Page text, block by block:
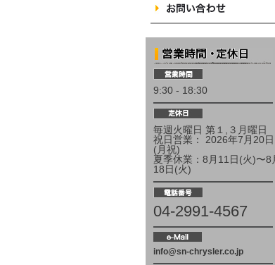
9:30 - 18:30
毎週火曜日 第１,３月曜日
祝日営業： 2026年7月20日
(月祝)
夏季休業：8月11日(火)〜8
18日(火)
04-2991-4567
info@sn-chrysler.co.jp